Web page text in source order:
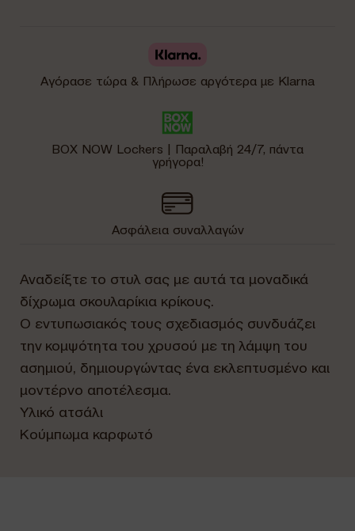
Αγόρασε τώρα & Πλήρωσε αργότερα με Klarna
BOX NOW Lockers | Παραλαβή 24/7, πάντα
γρήγορα!
Ασφάλεια συναλλαγών
Αναδείξτε το στυλ σας με αυτά τα μοναδικά
δίχρωμα σκουλαρίκια κρίκους.
Ο εντυπωσιακός τους σχεδιασμός συνδυάζει
την κομψότητα του χρυσού με τη λάμψη του
ασημιού, δημιουργώντας ένα εκλεπτυσμένο και
μοντέρνο αποτέλεσμα.
Υλικό ατσάλι
Κούμπωμα καρφωτό